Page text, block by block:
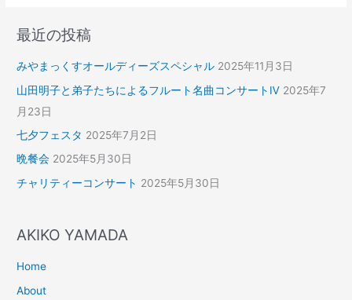
最近の投稿
みやまっくすオールディーズスペシャル 2025年11月3日
山田明子と弟子たちによるフルート名曲コンサートⅣ 2025年7
月23日
七夕フェスタ 2025年7月2日
晩餐会 2025年5月30日
チャリティーコンサート 2025年5月30日
AKIKO YAMADA
Home
About